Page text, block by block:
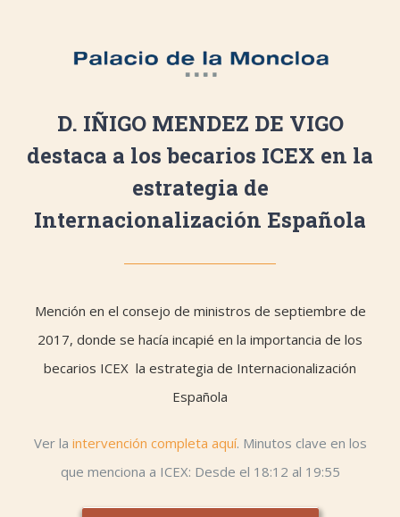
D. IÑIGO MENDEZ DE VIGO
destaca a los becarios ICEX en la
estrategia de
Internacionalización Española
Mención en el consejo de ministros de septiembre de
2017, donde se hacía incapié en la importancia de los
becarios ICEX la estrategia de Internacionalización
Española
Ver la intervención completa aquí. Minutos clave en los
que menciona a ICEX: Desde el 18:12 al 19:55